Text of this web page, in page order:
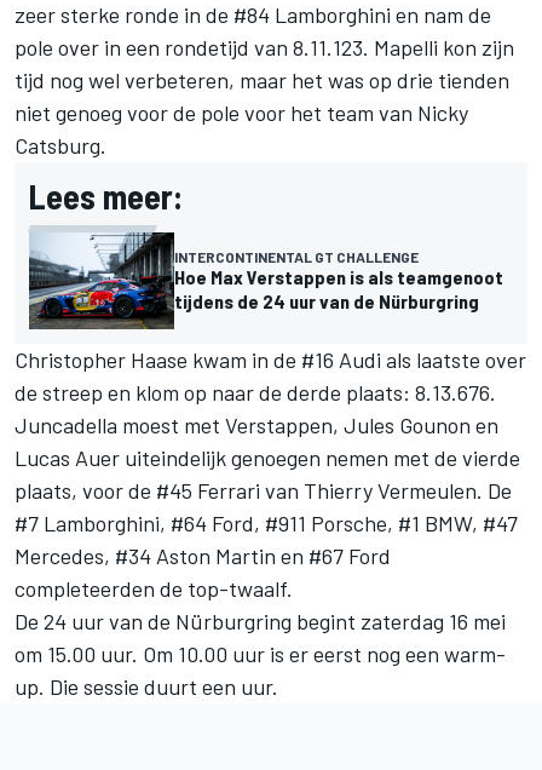
zeer sterke ronde in de #84 Lamborghini en nam de
pole over in een rondetijd van 8.11.123. Mapelli kon zijn
tijd nog wel verbeteren, maar het was op drie tienden
niet genoeg voor de pole voor het team van Nicky
Catsburg.
Lees meer:
INTERCONTINENTAL GT CHALLENGE
Hoe Max Verstappen is als teamgenoot
tijdens de 24 uur van de Nürburgring
Christopher Haase kwam in de #16 Audi als laatste over
de streep en klom op naar de derde plaats: 8.13.676.
Juncadella moest met Verstappen, Jules Gounon en
Lucas Auer uiteindelijk genoegen nemen met de vierde
plaats, voor de #45 Ferrari van Thierry Vermeulen. De
#7 Lamborghini, #64 Ford, #911 Porsche, #1 BMW, #47
Mercedes, #34 Aston Martin en #67 Ford
completeerden de top-twaalf.
De 24 uur van de Nürburgring begint zaterdag 16 mei
om 15.00 uur. Om 10.00 uur is er eerst nog een warm-
up. Die sessie duurt een uur.